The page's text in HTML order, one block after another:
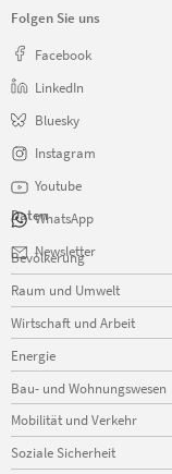
Folgen Sie uns
Facebook
LinkedIn
Bluesky
Instagram
Youtube
WhatsApp
Newsletter
Daten
Navigation
überspringen
Bevölkerung
Raum und Umwelt
Wirtschaft und Arbeit
Energie
Bau- und Wohnungswesen
Mobilität und Verkehr
Soziale Sicherheit